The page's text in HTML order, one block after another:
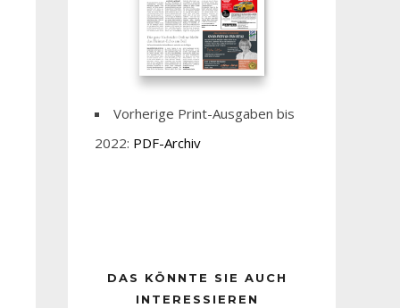
Vorherige Print-Ausgaben bis
2022: PDF-Archiv
DAS KÖNNTE SIE AUCH
INTERESSIEREN